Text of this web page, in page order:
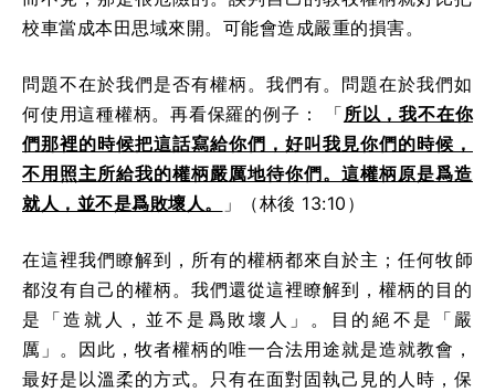
校車當成本田思域來開。可能會造成嚴重的損害。
問題不在於我們是否有權柄。我們有。問題在於我們如
何使用這種權柄。再看保羅的例子： 「所以，我不在你
們那裡的時候把這話寫給你們，好叫我見你們的時候，
不用照主所給我的權柄嚴厲地待你們。這權柄原是爲造
就人，並不是爲敗壞人。
」（林後 13:10）
在這裡我們瞭解到，所有的權柄都來自於主；任何牧師
都沒有自己的權柄。我們還從這裡瞭解到，權柄的目的
是「造就人，並不是爲敗壞人」。目的絕不是「嚴
厲」。因此，牧者權柄的唯一合法用途就是造就教會，
最好是以溫柔的方式。只有在面對固執己見的人時，保